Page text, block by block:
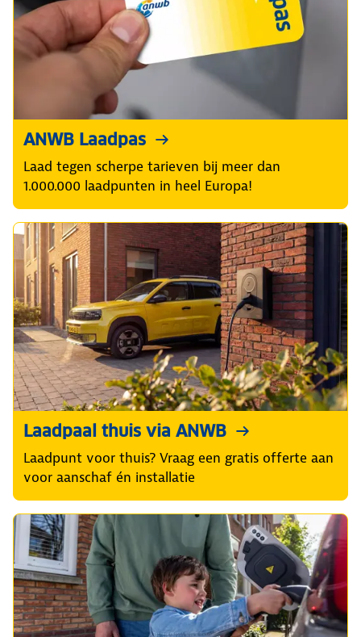
ANWB Laadpas
Laad tegen scherpe tarieven bij meer dan
1.000.000 laadpunten in heel Europa!
Laadpaal thuis via ANWB
Laadpunt voor thuis? Vraag een gratis offerte aan
voor aanschaf én installatie